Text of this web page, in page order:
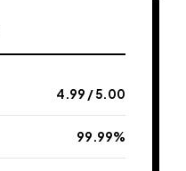
4.99 / 5.00
99.99%